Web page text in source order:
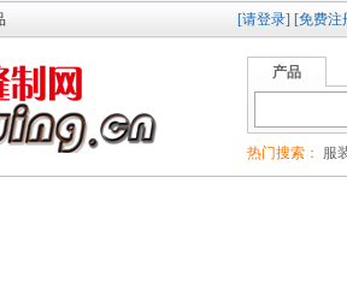
[请登录] [免费注
产品
热门搜索： 服